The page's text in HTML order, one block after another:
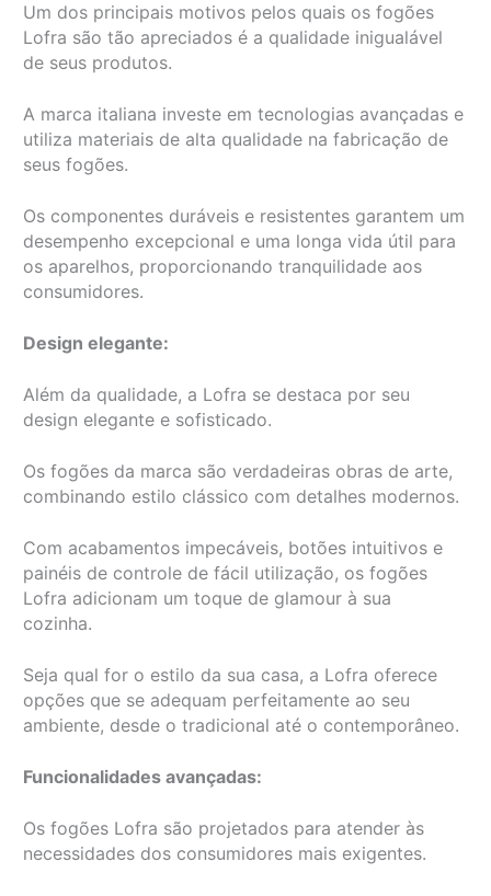
Um dos principais motivos pelos quais os fogões
Lofra são tão apreciados é a qualidade inigualável
de seus produtos.
A marca italiana investe em tecnologias avançadas e
utiliza materiais de alta qualidade na fabricação de
seus fogões.
Os componentes duráveis e resistentes garantem um
desempenho excepcional e uma longa vida útil para
os aparelhos, proporcionando tranquilidade aos
consumidores.
Design elegante:
Além da qualidade, a Lofra se destaca por seu
design elegante e sofisticado.
Os fogões da marca são verdadeiras obras de arte,
combinando estilo clássico com detalhes modernos.
Com acabamentos impecáveis, botões intuitivos e
painéis de controle de fácil utilização, os fogões
Lofra adicionam um toque de glamour à sua
cozinha.
Seja qual for o estilo da sua casa, a Lofra oferece
opções que se adequam perfeitamente ao seu
ambiente, desde o tradicional até o contemporâneo.
Funcionalidades avançadas:
Os fogões Lofra são projetados para atender às
necessidades dos consumidores mais exigentes.